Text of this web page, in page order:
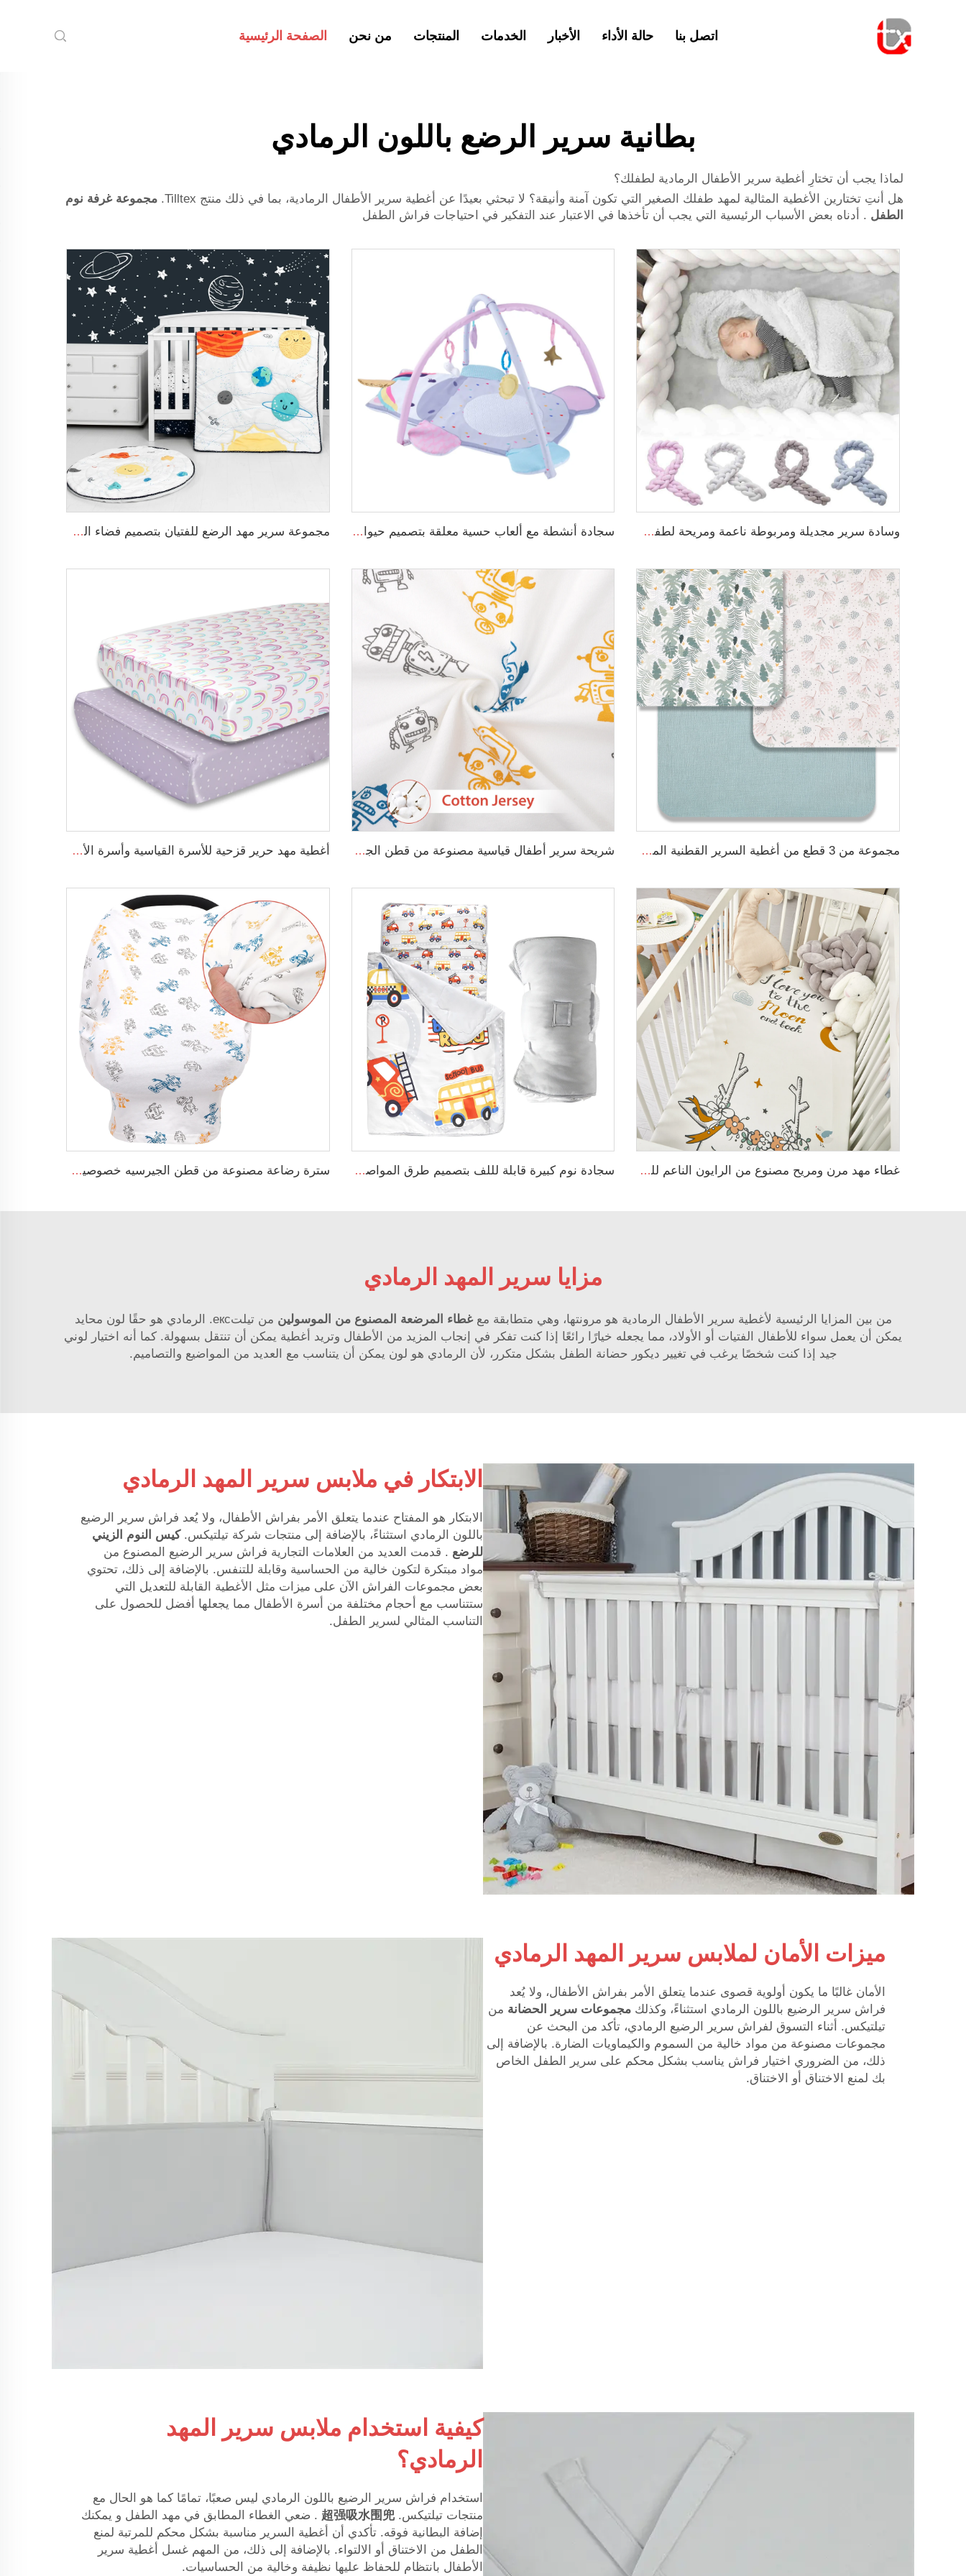
الصفحة الرئيسية من نحن المنتجات الخدمات الأخبار حالة الأداء اتصل بنا
بطانية سرير الرضع باللون الرمادي
لماذا يجب أن تختارِ أغطية سرير الأطفال الرمادية لطفلك؟
هل أنتِ تختارين الأغطية المثالية لمهد طفلك الصغير التي تكون آمنة وأنيقة؟ لا تبحثي بعيدًا عن أغطية سرير الأطفال الرمادية، بما في ذلك منتج Tilltex.
مجموعة غرفة نوم
الطفل . أدناه بعض الأسباب الرئيسية التي يجب أن تأخذها في الاعتبار عند التفكير في احتياجات فراش الطفل
وسادة سرير مجديلة ومربوطة ناعمة ومريحة لطفل صغير يناسب عش النوم للمواليد الجدد سجادة أنشطة مع ألعاب حسية معلقة بتصميم حيوانات لتمارين البطن للأطفال مجموعة سرير مهد الرضع للفتيان بتصميم فضاء الكارتون مجموعة سرير مهد 3 قطع لمهد الطفل ديكور غرفة نوم الأطفال
مجموعة من 3 قطع من أغطية السرير القطنية المسملة المطبوعة بالنقوش الزهرية الملونة ناعمة وقابلة للتنفس شريحة سرير أطفال قياسية مصنوعة من قطن الجيرسيه المعتمد على معيار OEKO-TEX 100، ومناسبة لحجم المراتب القياسية أغطية مهد حرير قزحية للأسرة القياسية وأسرة الأطفال الرضع 100٪ ساتان ناعم غطاء مهد
غطاء مهد مرن ومريح مصنوع من الرايون الناعم للغاية مع إضافات الإيلاستين قابل للتمدد - لون محايد سجادة نوم كبيرة قابلة لللف بتصميم طرق المواصلات مع وسادة وغطاء قابل للإزالة سترة رضاعة مصنوعة من قطن الجيرسيه خصوصية 360 درجة ناعمة للغاية للرضاعة الطبيعية
مزايا سرير المهد الرمادي
من بين المزايا الرئيسية لأغطية سرير الأطفال الرمادية هو مرونتها، وهي متطابقة معغطاء المرضعة المصنوع من الموسولين
من تيلتекс. الرمادي هو حقًا لون محايد
يمكن أن يعمل سواء للأطفال الفتيات أو الأولاد، مما يجعله خيارًا رائعًا إذا كنت تفكر في إنجاب المزيد من الأطفال وتريد أغطية يمكن أن تنتقل بسهولة. كما أنه اختيار لوني
جيد إذا كنت شخصًا يرغب في تغيير ديكور حضانة الطفل بشكل متكرر، لأن الرمادي هو لون يمكن أن يتناسب مع العديد من المواضيع والتصاميم.
الابتكار في ملابس سرير المهد الرمادي
الابتكار هو المفتاح عندما يتعلق الأمر بفراش الأطفال، ولا يُعد فراش سرير الرضيع
باللون الرمادي استثناءً، بالإضافة إلى منتجات شركة تيلتيكس.كيس النوم الزيني
للرضع . قدمت العديد من العلامات التجارية فراش سرير الرضيع المصنوع من
مواد مبتكرة لتكون خالية من الحساسية وقابلة للتنفس. بالإضافة إلى ذلك، تحتوي
بعض مجموعات الفراش الآن على ميزات مثل الأغطية القابلة للتعديل التي
ستتناسب مع أحجام مختلفة من أسرة الأطفال مما يجعلها أفضل للحصول على
التناسب المثالي لسرير الطفل.
ميزات الأمان لملابس سرير المهد الرمادي
الأمان غالبًا ما يكون أولوية قصوى عندما يتعلق الأمر بفراش الأطفال، ولا يُعد
فراش سرير الرضيع باللون الرمادي استثناءً، وكذلك مجموعات سرير الحضانة من
تيلتيكس. أثناء التسوق لفراش سرير الرضيع الرمادي، تأكد من البحث عن
مجموعات مصنوعة من مواد خالية من السموم والكيماويات الضارة. بالإضافة إلى
ذلك، من الضروري اختيار فراش يناسب بشكل محكم على سرير الطفل الخاص
بك لمنع الاختناق أو الاختناق.
كيفية استخدام ملابس سرير المهد
الرمادي؟
استخدام فراش سرير الرضيع باللون الرمادي ليس صعبًا، تمامًا كما هو الحال مع
منتجات تيلتيكس.超强吸水围兜 . ضعي الغطاء المطابق في مهد الطفل و يمكنك
إضافة البطانية فوقه. تأكدي أن أغطية السرير مناسبة بشكل محكم للمرتبة لمنع
الطفل من الاختناق أو الالتواء. بالإضافة إلى ذلك، من المهم غسل أغطية سرير
الأطفال بانتظام للحفاظ عليها نظيفة وخالية من الحساسيات.